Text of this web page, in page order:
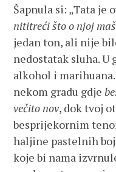
Šapnula si: „Tata je
nititreći što o njoj
jedan ton, ali nije
nedostatak sluha. U
alkohol i marihuana.
nekom gradu gdje
večito nov, dok tvoj
besprijekornim
haljine pastelnih
koje bi nama